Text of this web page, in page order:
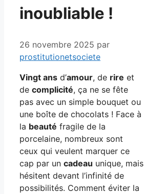
inoubliable !
26 novembre 2025 par
prostitutionetsociete
Vingt ans d’amour, de rire et
de complicité, ça ne se fête
pas avec un simple bouquet ou
une boîte de chocolats ! Face à
la beauté fragile de la
porcelaine, nombreux sont
ceux qui veulent marquer ce
cap par un cadeau unique, mais
hésitent devant l’infinité de
possibilités. Comment éviter la